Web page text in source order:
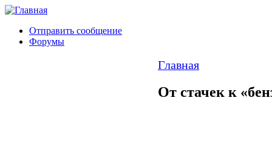
Отправить сообщение
Форумы
Главная
От стачек к